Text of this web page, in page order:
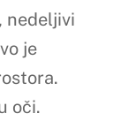
nedeljivi
je
oči.